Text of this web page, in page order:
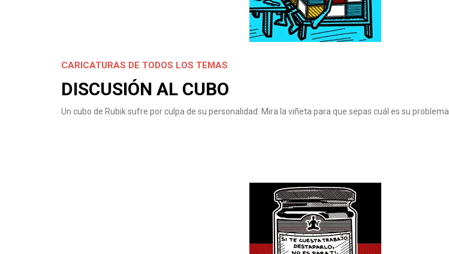
CARICATURAS DE TODOS LOS TEMAS
DISCUSIÓN AL CUBO
Un cubo de Rubik sufre por culpa de su personalidad. Mira la viñeta para que sepas cuál es su problema.